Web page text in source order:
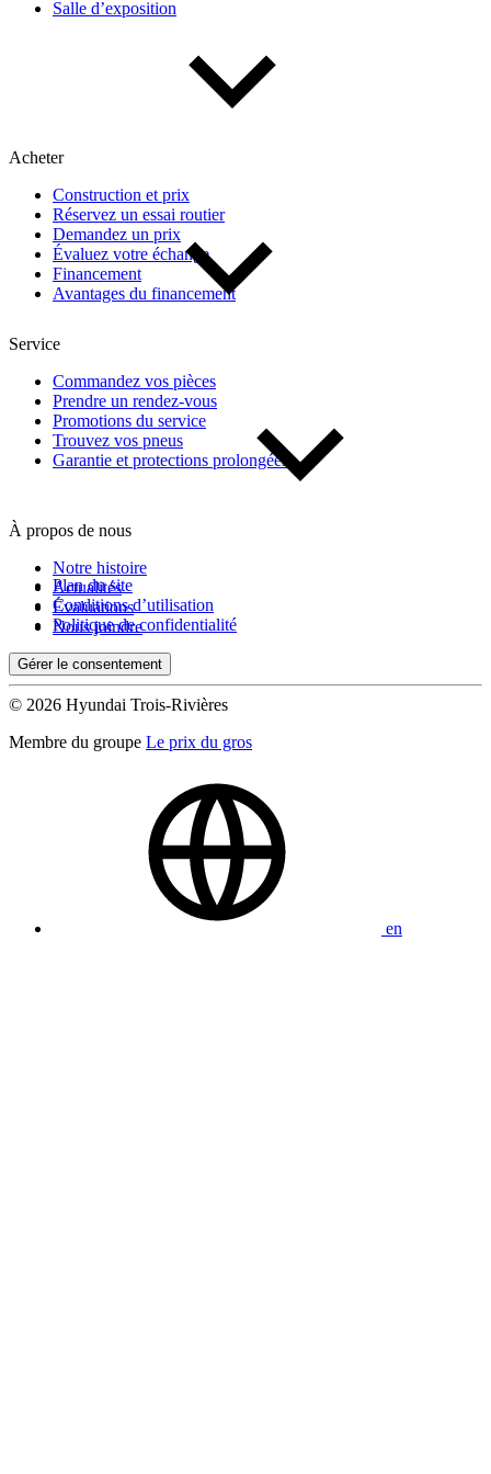
Compactes & berlines
Année
De 2000 à 2027
Prix
De 5 000 $ à 100 000 $
Paiement hebdo
Kilométrage
De 0 km à 500 000 km
(0)
Salle d’exposition
Acheter
Construction et prix
Réservez un essai routier
Demandez un prix
Évaluez votre échange
Financement
Avantages du financement
Service
Commandez vos pièces
Prendre un rendez-vous
Promotions du service
Trouvez vos pneus
Garantie et protections prolongées
À propos de nous
Notre histoire
Actualités
Évaluations
Nous joindre
Plan du site
Conditions d’utilisation
Politique de confidentialité
Gérer le consentement
© 2026 Hyundai Trois-Rivières
Membre du groupe Le prix du gros
en